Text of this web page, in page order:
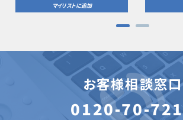
マイリストに追加
お客様相談窓口
0120-70-